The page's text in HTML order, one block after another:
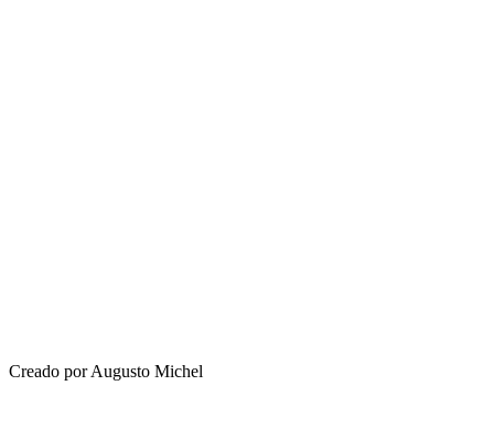
Creado por Augusto Michel